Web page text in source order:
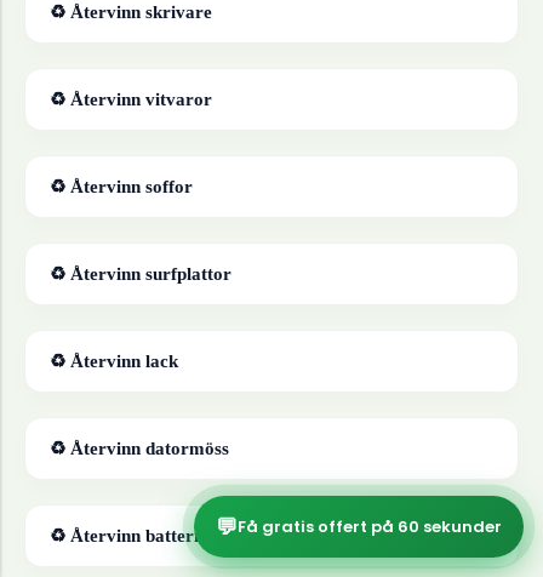
♻ Återvinn skrivare
♻ Återvinn vitvaror
♻ Återvinn soffor
♻ Återvinn surfplattor
♻ Återvinn lack
♻ Återvinn datormöss
♻ Återvinn batterier 💬Få gratis offert på 60 sekunder